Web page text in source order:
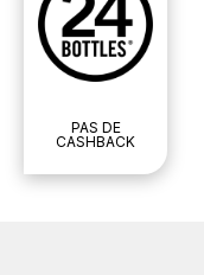
PAS DE
CASHBACK